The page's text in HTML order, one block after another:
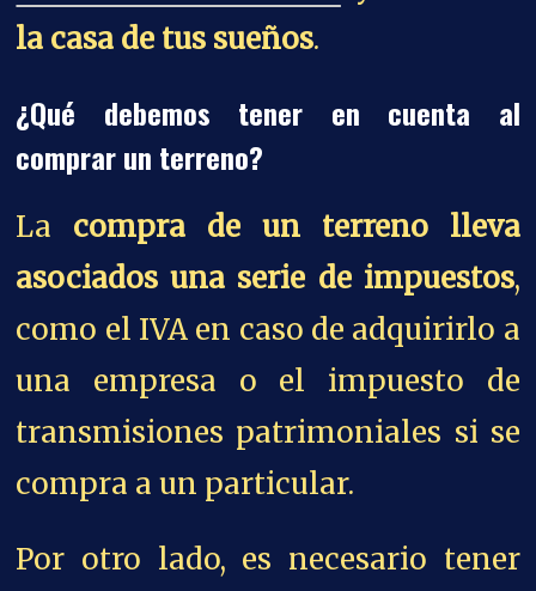
la casa de tus sueños.
¿Qué debemos tener en cuenta al
comprar un terreno?
La compra de un terreno lleva
asociados una serie de impuestos,
como el IVA en caso de adquirirlo a
una empresa o el impuesto de
transmisiones patrimoniales si se
compra a un particular.
Por otro lado, es necesario tener